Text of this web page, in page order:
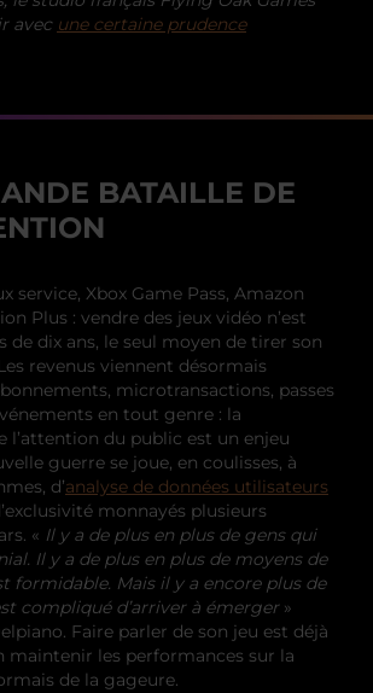
avec une certaine prudence
BATAILLE DE
service, Xbox Game Pass, Amazon
Plus : vendre des jeux vidéo n’est
de dix ans, le seul moyen de tirer son
revenus viennent désormais
microtransactions, passes
en tout genre : la
l’attention du public est un enjeu
guerre se joue, en coulisses, à
d’analyse de données utilisateurs
monnayés plusieurs
« Il y a de plus en plus de gens qui
Il y a de plus en plus de moyens de
formidable. Mais il y a encore plus de
compliqué d’arriver à émerger»
Faire parler de son jeu est déjà
maintenir les performances sur la
de la gageure.